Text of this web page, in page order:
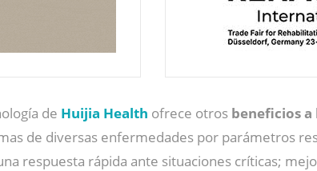
de Huijia Health ofrece otros beneficios a
de diversas enfermedades por parámetros
respuesta rápida ante situaciones críticas;